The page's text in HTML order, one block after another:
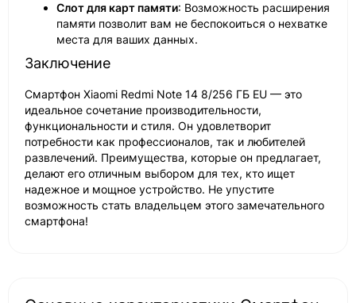
Слот для карт памяти: Возможность расширения
памяти позволит вам не беспокоиться о нехватке
места для ваших данных.
Заключение
Смартфон Xiaomi Redmi Note 14 8/256 ГБ EU — это
идеальное сочетание производительности,
функциональности и стиля. Он удовлетворит
потребности как профессионалов, так и любителей
развлечений. Преимущества, которые он предлагает,
делают его отличным выбором для тех, кто ищет
надежное и мощное устройство. Не упустите
возможность стать владельцем этого замечательного
смартфона!